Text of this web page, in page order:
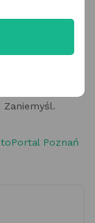
to: Poznań,
Suchy Las,
Zaniemyśl.
Poznań